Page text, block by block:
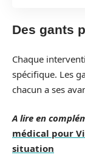
Des gants
Chaque
spécifique. Les
chacun a ses
A lire en
médical pour
situation